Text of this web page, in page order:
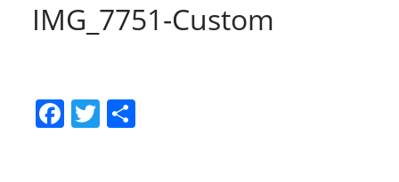
IMG_7751-Custom
F T